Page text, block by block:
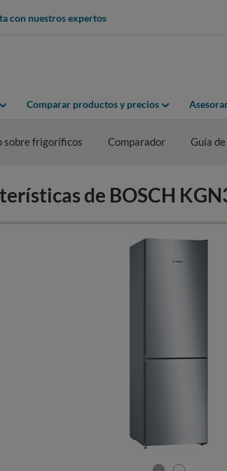
con nuestros expertos
Comparar productos y precios
sobre frigoríficos Comparador Guía
de BOSCH